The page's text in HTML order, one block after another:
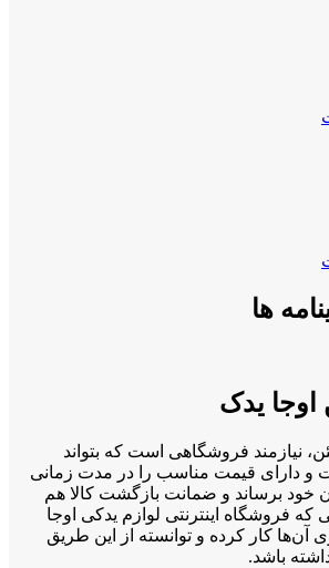
ها
اوجا یدک
نیازمند فروشگاهی است که بتواند
و دارای قیمت مناسب را در مدت زمانی
خود برساند و ضمانت بازگشت کالا هم
که فروشگاه اینترنتی لوازم یدکی اوجا
کار کرده و توانسته از این طریق
باشد.